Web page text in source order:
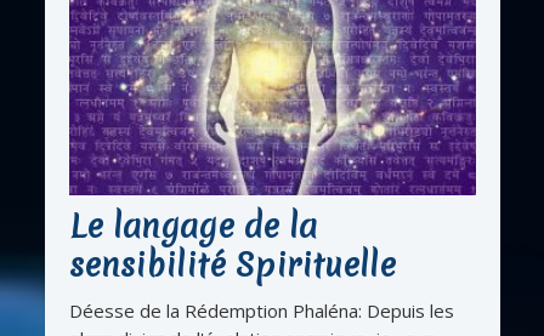
Le langage de la
sensibilité Spirituelle
Déesse de la Rédemption Phaléna: Depuis les